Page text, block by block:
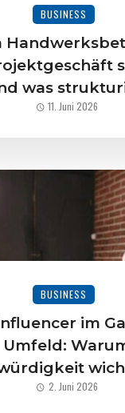
BUSINESS
was
dagegen
11. Juni 2026
BUSINESS
im
Umfeld:
als Reichweite
2. Juni 2026